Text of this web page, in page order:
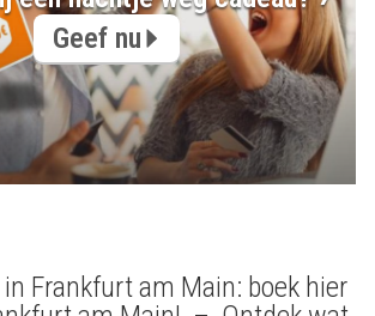
Geef nu
Frankfurt am Main: boek hier